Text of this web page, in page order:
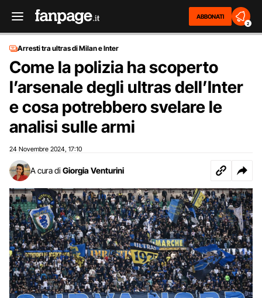
ABBONATI
2
Arresti tra ultras di Milan e Inter
Come la polizia ha scoperto
l’arsenale degli ultras dell’Inter
e cosa potrebbero svelare le
analisi sulle armi
24 Novembre 2024 17:10
A cura di Giorgia Venturini